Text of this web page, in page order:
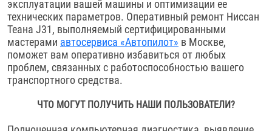
эксплуатации вашей машины и оптимизации ее
технических параметров. Оперативный ремонт Ниссан
Теана J31, выполняемый сертифицированными
мастерами автосервиса «Автопилот» в Москве,
поможет вам оперативно избавиться от любых
проблем, связанных с работоспособностью вашего
транспортного средства.
ЧТО МОГУТ ПОЛУЧИТЬ НАШИ ПОЛЬЗОВАТЕЛИ?